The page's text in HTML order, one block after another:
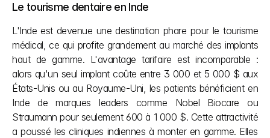
Le tourisme dentaire en Inde
L'Inde est devenue une destination phare pour le tourisme
médical, ce qui profite grandement au marché des implants
haut de gamme. L'avantage tarifaire est incomparable :
alors qu'un seul implant coûte entre 3 000 et 5 000 $ aux
États-Unis ou au Royaume-Uni, les patients bénéficient en
Inde de marques leaders comme Nobel Biocare ou
Straumann pour seulement 600 à 1 000 $. Cette attractivité
a poussé les cliniques indiennes à monter en gamme. Elles